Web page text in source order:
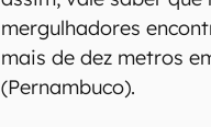
mergulhadores
mais de dez metros
(Pernambuco).